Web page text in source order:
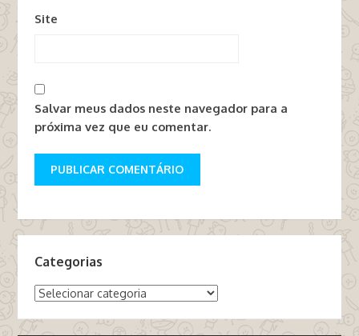
Site
Salvar meus dados neste navegador para a
próxima vez que eu comentar.
Categorias
Categorias